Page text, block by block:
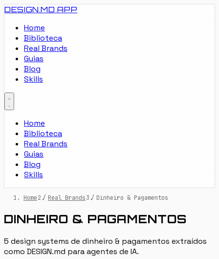
DESIGN.MD APP
Home
Biblioteca
Real Brands
Guias
Blog
Skills
Home
Biblioteca
Real Brands
Guias
Blog
Skills
Home / Real Brands / Dinheiro & Pagamentos
DINHEIRO & PAGAMENTOS
5 design systems de dinheiro & pagamentos extraídos
como DESIGN.md para agentes de IA.